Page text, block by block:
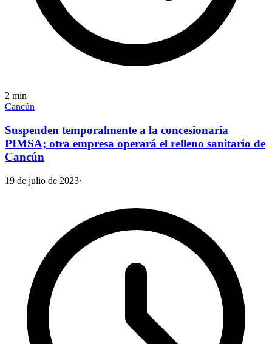
2 min
Cancún
Suspenden temporalmente a la concesionaria
PIMSA; otra empresa operará el relleno sanitario de
Cancún
19 de julio de 2023·